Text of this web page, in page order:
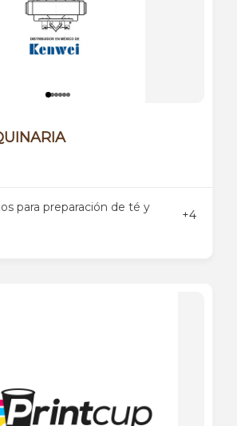
para preparación de té y
+4